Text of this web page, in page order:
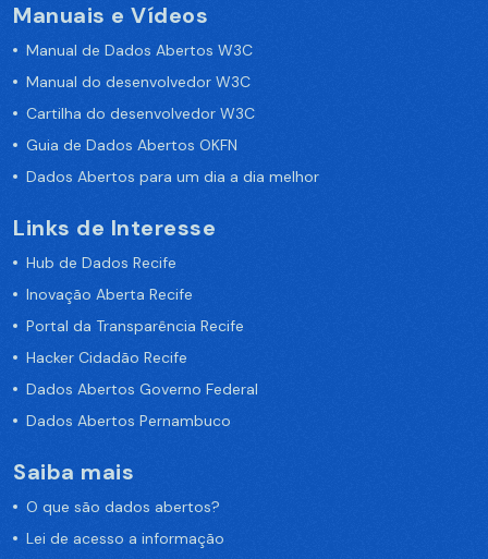
Manuais e Vídeos
Manual de Dados Abertos W3C
Manual do desenvolvedor W3C
Cartilha do desenvolvedor W3C
Guia de Dados Abertos OKFN
Dados Abertos para um dia a dia melhor
Links de Interesse
Hub de Dados Recife
Inovação Aberta Recife
Portal da Transparência Recife
Hacker Cidadão Recife
Dados Abertos Governo Federal
Dados Abertos Pernambuco
Saiba mais
O que são dados abertos?
Lei de acesso a informação